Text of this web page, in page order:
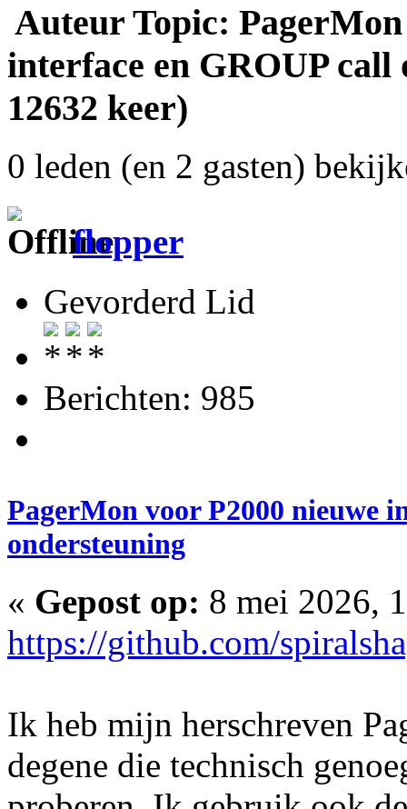
Auteur Topic:
interface en GROUP
12632 keer)
0 leden (en 2 gasten)
flopper
Gevorderd Lid
Berichten: 985
PagerMon voor P2000 nieuwe
ondersteuning
« Gepost op: 8 mei 2026,
https://github.com/
Ik heb mijn herschreven
degene die technisch